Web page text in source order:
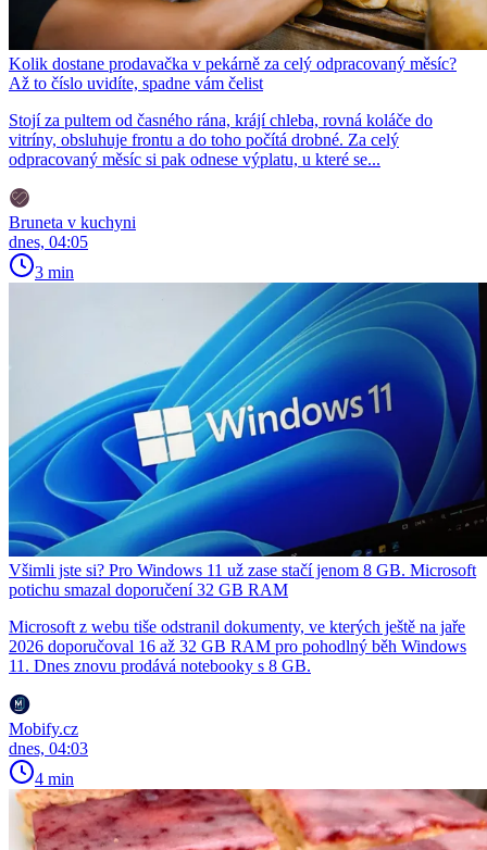
Kolik dostane prodavačka v pekárně za celý odpracovaný měsíc?
Až to číslo uvidíte, spadne vám čelist
Stojí za pultem od časného rána, krájí chleba, rovná koláče do
vitríny, obsluhuje frontu a do toho počítá drobné. Za celý
odpracovaný měsíc si pak odnese výplatu, u které se...
Bruneta v kuchyni
dnes, 04:05
3 min
Všimli jste si? Pro Windows 11 už zase stačí jenom 8 GB. Microsoft
potichu smazal doporučení 32 GB RAM
Microsoft z webu tiše odstranil dokumenty, ve kterých ještě na jaře
2026 doporučoval 16 až 32 GB RAM pro pohodlný běh Windows
11. Dnes znovu prodává notebooky s 8 GB.
Mobify.cz
dnes, 04:03
4 min